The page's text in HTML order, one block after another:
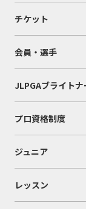
チケット
会員・選手
JLPGAブライトナ
プロ資格制度
ジュニア
レッスン